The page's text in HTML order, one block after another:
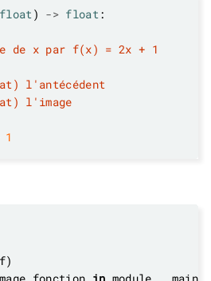
float ) -> float
1